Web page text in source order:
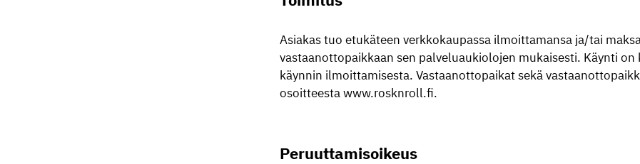
Asiakas tuo etukäteen verkkokaupassa ilmoittamansa ja/tai
vastaanottopaikkaan sen palveluaukiolojen mukaisesti. Käynti
käynnin ilmoittamisesta. Vastaanottopaikat sekä
osoitteesta www.rosknroll.fi.
Peruuttamisoikeus